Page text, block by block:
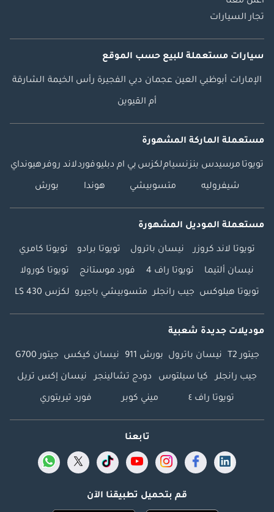
تجار السيارات
سيارات مستعملة للبيع حسب الموقع
الإمارات أبوظبي العين عجمان دبي الفجيرة رأس الخيمة الشارقة
أم القيوين
مستعملة الماركة المشهورة
تويوتا مرسيدس بنزنسياملكزس بي ام دبليوفوردلاند روفرهيونداي
شيفروليه متسوبيشي هوندا بورش
مستعملة الموديل المشهورة
تويوتا لاند كروزر نيسان باترول تويوتا برادو تويوتا كامري
نيسان ألتيما تويوتا راف 4 فورد موستانج تويوتا كورولا
تويوتا هيلوكس جيب رانجلر متسوبيشي باجيرو لكزس LS 430
موديلات جديدة شعبية
جيتور T2 نيسان باترول بورش 911 نيسان كيكس جيتور G700
جيب رانجلر كيا سيلتوس دودج تشالينجر نيسان إكس تريل
تويوتا راف ٤ ميني كوبر فورد تيريتوري
تابعنا
قم بتحميل تطبيقنا الآن